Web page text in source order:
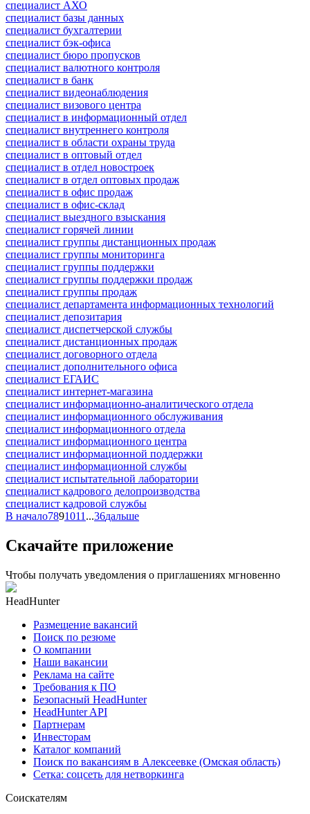
специалист АХО
специалист базы данных
специалист бухгалтерии
специалист бэк-офиса
специалист бюро пропусков
специалист валютного контроля
специалист в банк
специалист видеонаблюдения
специалист визового центра
специалист в информационный отдел
специалист внутреннего контроля
специалист в области охраны труда
специалист в оптовый отдел
специалист в отдел новостроек
специалист в отдел оптовых продаж
специалист в офис продаж
специалист в офис-склад
специалист выездного взыскания
специалист горячей линии
специалист группы дистанционных продаж
специалист группы мониторинга
специалист группы поддержки
специалист группы поддержки продаж
специалист группы продаж
специалист департамента информационных технологий
специалист депозитария
специалист диспетчерской службы
специалист дистанционных продаж
специалист договорного отдела
специалист дополнительного офиса
специалист ЕГАИС
специалист интернет-магазина
специалист информационно-аналитического отдела
специалист информационного обслуживания
специалист информационного отдела
специалист информационного центра
специалист информационной поддержки
специалист информационной службы
специалист испытательной лаборатории
специалист кадрового делопроизводства
специалист кадровой службы
В начало7891011 ...36дальше
Скачайте приложение
Чтобы получать уведомления о приглашениях мгновенно
HeadHunter
Размещение вакансий
Поиск по резюме
О компании
Наши вакансии
Реклама на сайте
Требования к ПО
Безопасный HeadHunter
HeadHunter API
Партнерам
Инвесторам
Каталог компаний
Поиск по вакансиям в Алексеевке (Омская область)
Сетка: соцсеть для нетворкинга
Соискателям